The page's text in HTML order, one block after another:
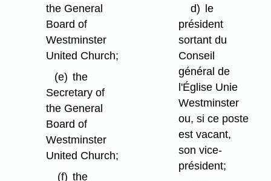
the General
Board of
Westminster
United Church;
(e) the
Secretary of
the General
Board of
Westminster
United Church;
(f) the
d)
le
président
sortant du
Conseil
général de
l'Église Unie
Westminster
ou, si ce poste
est vacant,
son vice-
président;